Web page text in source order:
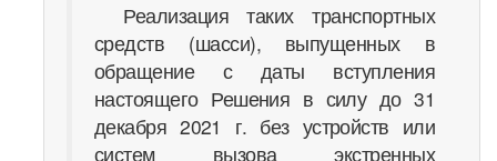
Реализация таких транспортных
средств (шасси), выпущенных в
обращение с даты вступления
настоящего Решения в силу до 31
декабря 2021 г. без устройств или
систем вызова экстренных